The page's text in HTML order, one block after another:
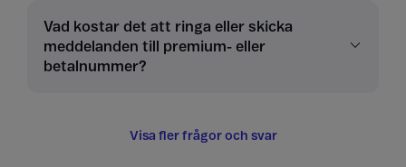
Vad kostar det att ringa eller skicka
meddelanden till premium- eller
betalnummer?
Visa fler frågor och svar